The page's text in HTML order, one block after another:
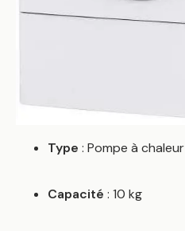
Type : Pompe à chaleur
Capacité : 10 kg